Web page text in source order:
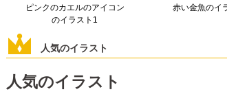
ピンクのカエルのアイコン
のイラスト1
赤い金魚のイ
人気のイラスト
人気のイラスト